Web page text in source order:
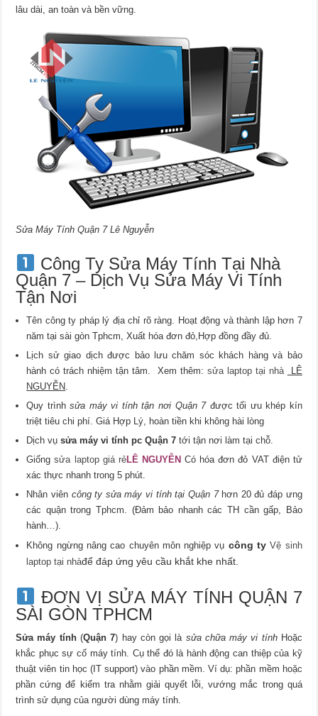
lâu dài, an toàn và bền vững.
Sửa Máy Tính Quận 7 Lê Nguyễn
Công Ty Sửa Máy Tính Tại Nhà
Quận 7 – Dịch Vụ Sửa Máy Vi Tính
Tận Nơi
Tên công ty pháp lý địa chỉ rõ ràng. Hoạt động và thành lập hơn 7
năm tại sài gòn Tphcm, Xuất hóa đơn đỏ,Hợp đồng đầy đủ.
Lịch sử giao dịch được bảo lưu chăm sóc khách hàng và bảo
hành có trách nhiệm tận tâm. Xem thêm: sửa laptop tại nhà
LÊ
NGUYỄN.
Quy trìnhsửa máy vi tính tận nơi Quận 7được tối ưu khép kín
triệt tiêu chi phí. Giá Hợp Lý, hoàn tiền khi không hài lòng
Dịch vụsửa máy vi tính pc Quận 7 tới tận nơi làm tại chỗ.
Giốngsửa laptop giá rẻLÊ NGUYỄN Có hóa đơn đỏ VAT điện tử
xác thực nhanh trong 5 phút.
Nhân viên công ty sửa máy vi tính tại Quận 7hơn 20 đủ đáp ưng
các quận trong Tphcm. (Đảm bảo nhanh các TH cần gấp, Bảo
hành…).
Không ngừng nâng cao chuyên môn nghiệp vụ công tyVệ sinh
laptop tại nhàđể đáp ứng yêu cầu khắt khe nhất.
ĐƠN VỊ SỬA MÁY TÍNH QUẬN 7
SÀI GÒN TPHCM
Sửa máy tính(Quận 7) hay còn gọi là sửa chữa máy vi tính Hoặc
khắc phục sự cố máy tính. Cụ thể đó là hành động can thiệp của kỹ
thuật viên tin học (IT support) vào phần mềm. Ví dụ: phần mềm hoặc
phần cứng để kiểm tra nhằm giải quyết lỗi, vướng mắc trong quá
trình sử dụng của người dùng máy tính.